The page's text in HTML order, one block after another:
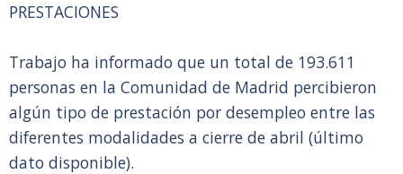
PRESTACIONES
Trabajo ha informado que un total de 193.611
personas en la Comunidad de Madrid percibieron
algún tipo de prestación por desempleo entre las
diferentes modalidades a cierre de abril (último
dato disponible).